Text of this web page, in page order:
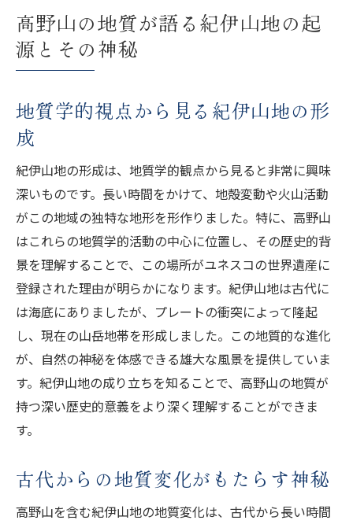
ユネスコ世界遺産高野山に見る独特な地質構造
の秘密
高野山の地質構造が創り出す景観
地質学的見地からの高野山の魅力
地質構造がもたらす自然の美
高野山の地質と世界遺産の価値
紀伊山地に広がる高野山の地質が織りなす絶景
地質学が創り出す高野山の風景美
自然と調和した高野山の地質
地形が織りなす高野山の絶景
地質構造が創出する自然の芸術
高野山の地質が彩る四季折々の景観
地質学が見る高野山の自然美
地質が示す紀伊山地の歴史的変遷
自然と人の歴史が交差する地層
高野山の地質が語る紀伊山地の起
源とその神秘
地質学的視点から見る紀伊山地の形
成
紀伊山地の形成は、地質学的観点から見ると非常に興味
深いものです。長い時間をかけて、地殻変動や火山活動
がこの地域の独特な地形を形作りました。特に、高野山
はこれらの地質学的活動の中心に位置し、その歴史的背
景を理解することで、この場所がユネスコの世界遺産に
登録された理由が明らかになります。紀伊山地は古代に
は海底にありましたが、プレートの衝突によって隆起
し、現在の山岳地帯を形成しました。この地質的な進化
が、自然の神秘を体感できる雄大な風景を提供していま
す。紀伊山地の成り立ちを知ることで、高野山の地質が
持つ深い歴史的意義をより深く理解することができま
す。
古代からの地質変化がもたらす神秘
高野山を含む紀伊山地の地質変化は、古代から長い時間